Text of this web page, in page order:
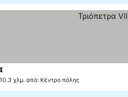
10.3 χλμ. από: Κέντρο πόλης